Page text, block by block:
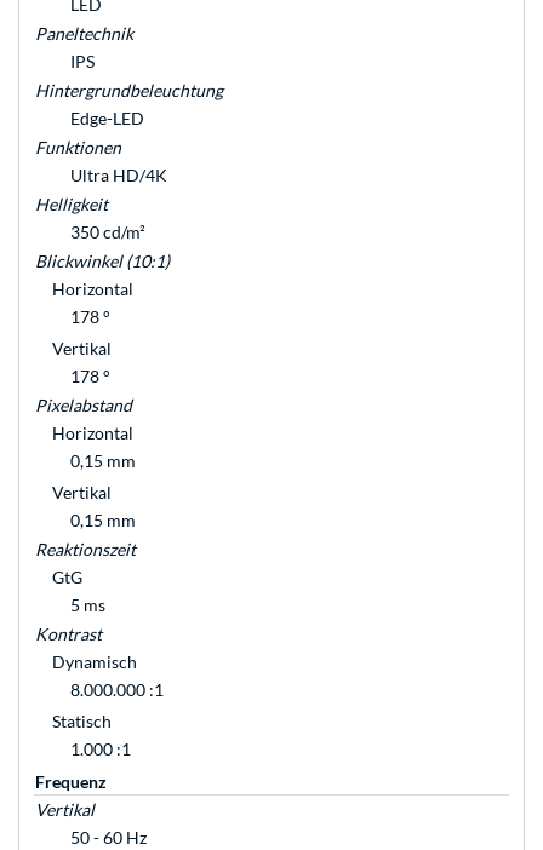
LED
Paneltechnik
IPS
Hintergrundbeleuchtung
Edge-LED
Funktionen
Ultra HD/4K
Helligkeit
350 cd/m²
Blickwinkel (10:1)
Horizontal
178 °
Vertikal
178 °
Pixelabstand
Horizontal
0,15 mm
Vertikal
0,15 mm
Reaktionszeit
GtG
5 ms
Kontrast
Dynamisch
8.000.000 :1
Statisch
1.000 :1
Frequenz
Vertikal
50 - 60 Hz